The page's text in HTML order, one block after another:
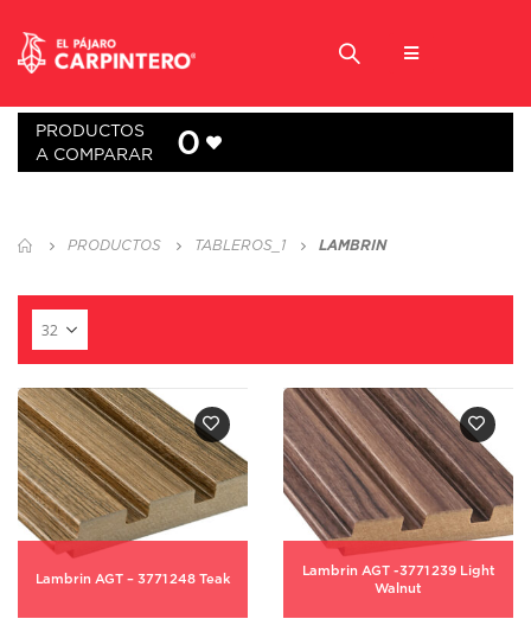
PRODUCTOS
A COMPARAR
0
PRODUCTOS TABLEROS_1 LAMBRIN
Lambrin AGT – 3771 248 Teak
Lambrin AGT -3771 239 Light
Walnut